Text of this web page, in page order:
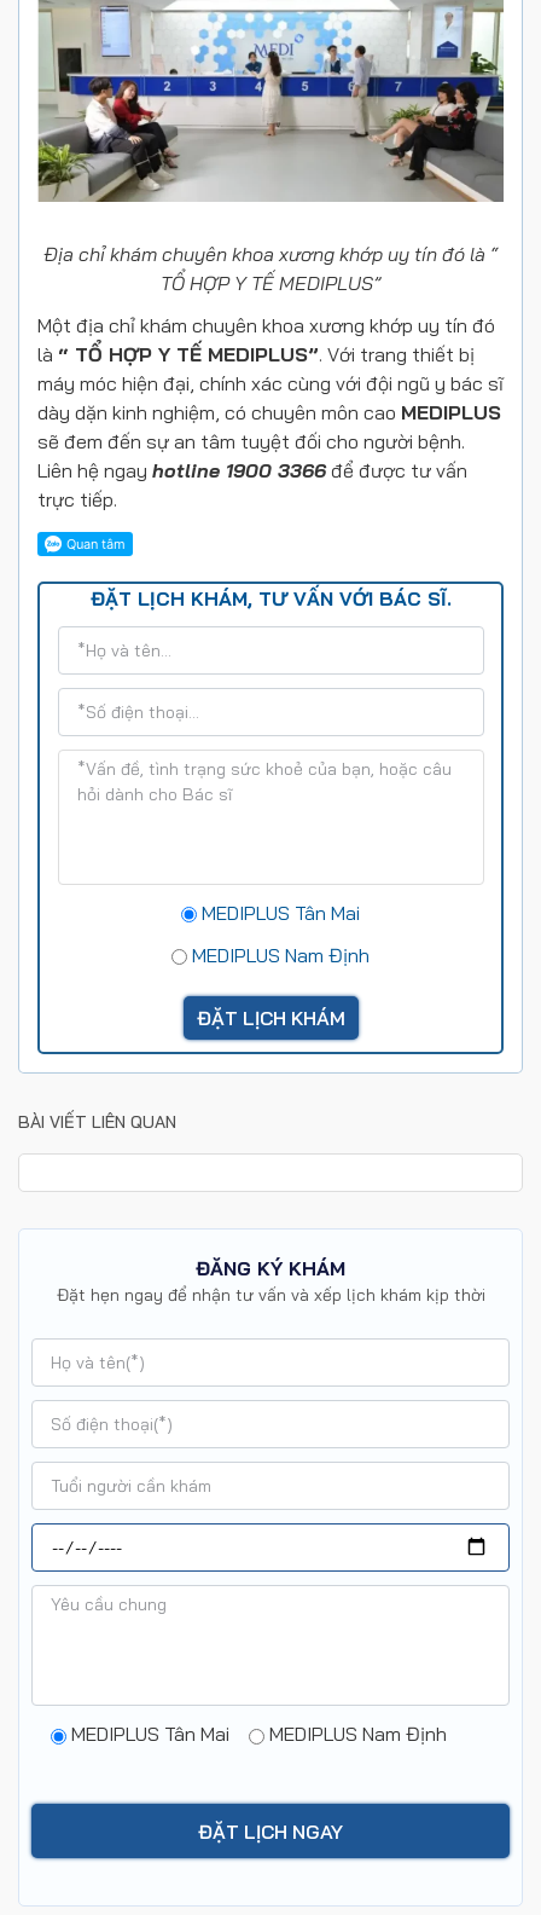
Địa chỉ khám chuyên khoa xương khớp uy tín đó là “
TỔ HỢP Y TẾ MEDIPLUS”
Một địa chỉ khám chuyên khoa xương khớp uy tín đó
là “ TỔ HỢP Y TẾ MEDIPLUS”. Với trang thiết bị
máy móc hiện đại, chính xác cùng với đội ngũ y bác sĩ
dày dặn kinh nghiệm, có chuyên môn cao MEDIPLUS
sẽ đem đến sự an tâm tuyệt đối cho người bệnh.
Liên hệ ngay hotline 1900 3366để được tư vấn
trực tiếp.
ĐẶT LỊCH KHÁM, TƯ VẤN VỚI BÁC SĨ.
MEDIPLUS Tân Mai
MEDIPLUS Nam Định
BÀI VIẾT LIÊN QUAN
ĐĂNG KÝ KHÁM
Đặt hẹn ngay để nhận tư vấn và xếp lịch khám kịp thời
MEDIPLUS Tân Mai MEDIPLUS Nam Định